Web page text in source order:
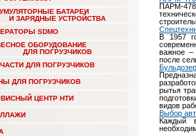
БАТАРЕИ
И ЗАРЯДНЫЕ УСТРОЙСТВА
SDMO
ОБОРУДОВАНИЕ
ДЛЯ ПОГРУЗЧИКОВ
ДЛЯ ПОГРУЗЧИКОВ
ДЛЯ ПОГРУЗЧИКОВ
ЦЕНТР НТИ
ПАРМ-
В 1957
важное –
после
рытья
видов
Выбор
Каждый